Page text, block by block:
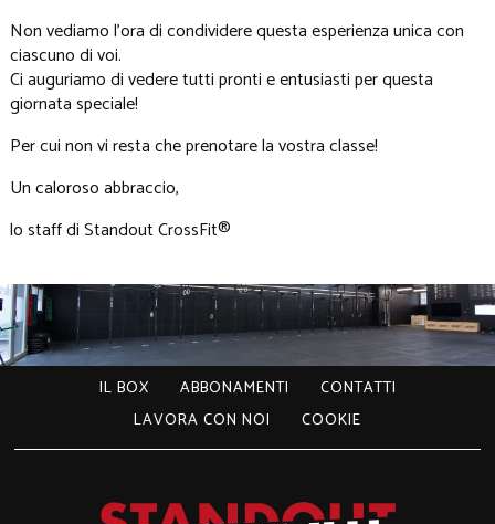
Non vediamo l'ora di condividere questa esperienza unica con
ciascuno di voi.
Ci auguriamo di vedere tutti pronti e entusiasti per questa
giornata speciale!
Per cui non vi resta che prenotare la vostra classe!
Un caloroso abbraccio,
lo staff di Standout CrossFit®
IL BOX ABBONAMENTI
CONTATTI
LAVORA CON NOI
COOKIE